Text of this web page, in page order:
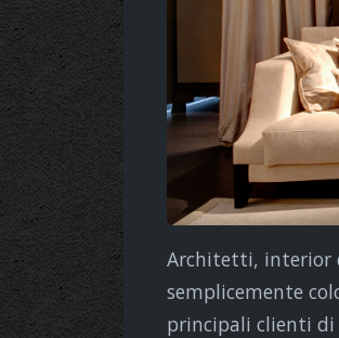
Architetti, interior
semplicemente
principali clienti di